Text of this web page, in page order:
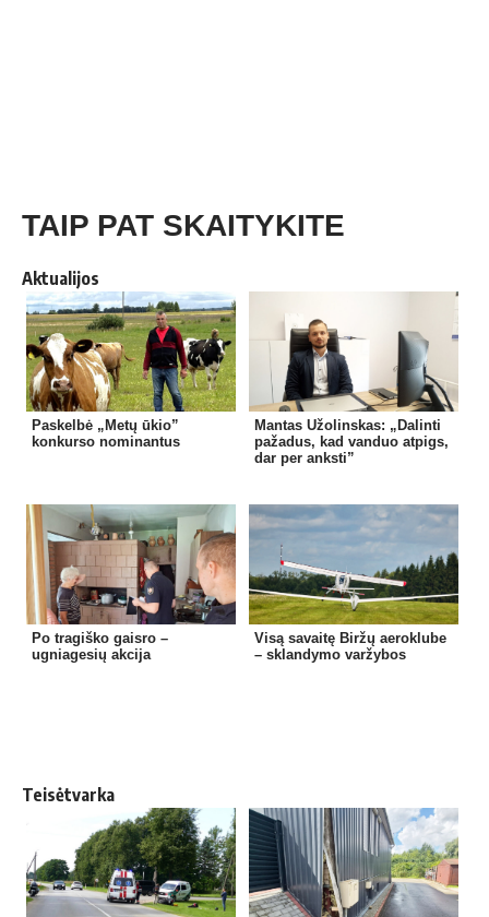
TAIP PAT SKAITYKITE
Aktualijos
Paskelbė „Metų ūkio”
konkurso nominantus
Mantas Užolinskas: „Dalinti
pažadus, kad vanduo atpigs,
dar per anksti”
Po tragiško gaisro –
ugniagesių akcija
Visą savaitę Biržų aeroklube
– sklandymo varžybos
Teisėtvarka